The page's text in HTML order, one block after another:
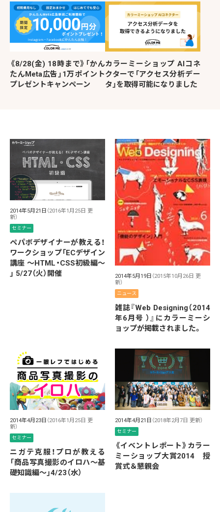
《8/28(金) 18時まで》「かん
たんMeta広告」1万ポイント
プレゼントキャンペーン
カラーミーショップ AIコネ
クターで「アクセス分析デー
タ」を取得可能になりました
2014年5月21日 （2016年1月25日 更
新）
セミナー
ペパボデザイナーが教える！
ワークショップ「ECデザイン
講座 〜HTML・CSS初級編〜
」 5/27（火）開催
2014年5月19日 （2015年10月26日 更
新）
ニュース
雑誌『Web Designing（2014
年6月号 ）』にカラーミーシ
ョップが掲載されました。
2014年4月23日 （2016年1月25日 更
新）
セミナー
ニガテ克服！プロが教える
「商品写真撮影のイロハ〜基
礎知識編〜」4/23（水）
2014年4月21日 （2018年2月7日 更新）
セミナー
《イベントレポート》カラー
ミーショップ大賞2014 授
賞式＆懇親会